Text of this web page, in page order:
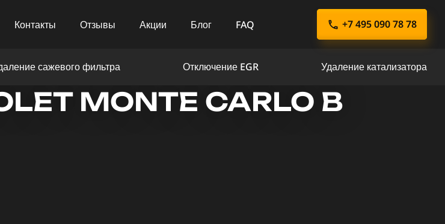
Контакты Отзывы Акции Блог FAQ +7 495 090 78 78
сажевого фильтра Отключение EGR Удаление катализатора
MONTE CARLO В